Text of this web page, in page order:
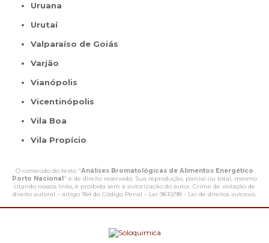
Uruana
Urutaí
Valparaíso de Goiás
Varjão
Vianópolis
Vicentinópolis
Vila Boa
Vila Propício
O conteúdo do texto "Análises Bromatológicas de Alimentos Energético
Porto Nacional " é de direito reservado. Sua reprodução, parcial ou total, mesmo
citando nossos links, é proibida sem a autorização do autor. Crime de violação de
direito autoral – artigo 184 do Código Penal – Lei 9610/98 - Lei de direitos autorais.